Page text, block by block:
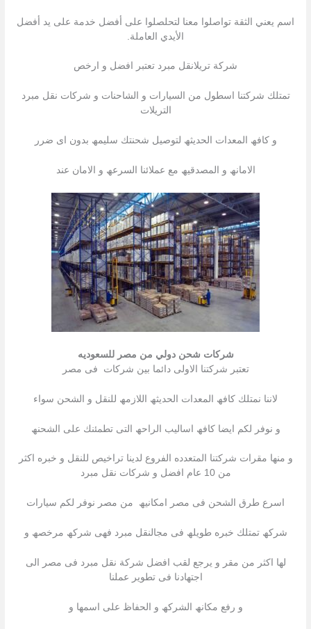
اسم يعني الثقة تواصلوا معنا لتحلصلوا على أفضل خدمة على يد أفضل
الأيدي العاملة.
شركة تريلانقل مبرد تعتبر افضل و ارخص
تمتلك شركتنا اسطول من السیارات و الشاحنات و شركات نقل مبرد
التریلات
و كافھ المعدات الحدیثھ لتوصیل شحنتك سلیمھ بدون اى ضرر
الامانھ و المصدقیھ مع عملائنا السرعھ و الامان عند
شركات شحن دولي من مصر للسعوديه
تعتبر شركتنا الاولى دائما بین شركات فى مصر
لاننا نمتلك كافھ المعدات الحدیثھ اللازمھ للنقل و الشحن سواء
و نوفر لكم ایضا كافھ اسالیب الراحھ التى تطمئنك على الشحنھ
و منھا مقرات شركتنا المتعدده الفروع لدینا تراخیص للنقل و خبره اكثر
من 10 عام افضل و شركات نقل مبرد
اسرع طرق الشحن فى مصر امكانیھ من مصر نوفر لكم سیارات
شركھ تمتلك خبره طویلھ فى مجالنقل مبرد فھى شركھ مرخصھ و
لھا اكثر من مقر و یرجع لقب افضل شركة نقل مبرد فى مصر الى
اجتھادنا فى تطویر عملنا
و رفع مكانھ الشركھ و الحفاظ على اسمھا و